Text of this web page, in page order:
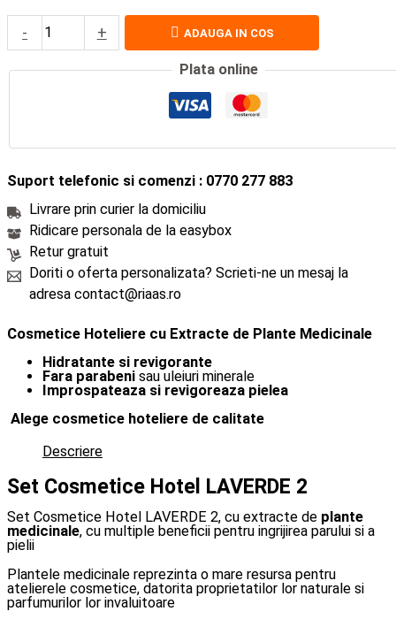
- + ADAUGA IN COS
Plata online
Suport telefonic si comenzi : 0770 277 883
Livrare prin curier la domiciliu
Ridicare personala de la easybox
Retur gratuit
Doriti o oferta personalizata? Scrieti-ne un mesaj la
adresa contact@riaas.ro
Cosmetice Hoteliere cu Extracte de Plante Medicinale
Hidratante si revigorante
Fara parabeni sau uleiuri minerale
Improspateaza si revigoreaza pielea
Alege cosmetice hoteliere de calitate
Descriere
Set Cosmetice Hotel LAVERDE 2
Set Cosmetice Hotel LAVERDE 2, cu extracte de plante
medicinale, cu multiple beneficii pentru ingrijirea parului si a
pielii
Plantele medicinale reprezinta o mare resursa pentru
atelierele cosmetice, datorita proprietatilor lor naturale si
parfumurilor lor invaluitoare